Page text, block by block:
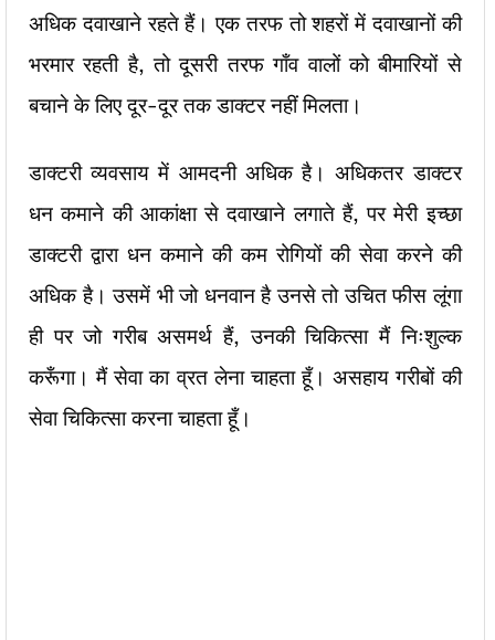
अधिक दवाखाने रहते हैं। एक तरफ तो शहरों में दवाखानों की
भरमार रहती है, तो दूसरी तरफ गाँव वालों को बीमारियों से
बचाने के लिए दूर-दूर तक डाक्टर नहीं मिलता।
डाक्टरी व्यवसाय में आमदनी अधिक है। अधिकतर डाक्टर
धन कमाने की आकांक्षा से दवाखाने लगाते हैं, पर मेरी इच्छा
डाक्टरी द्वारा धन कमाने की कम रोगियों की सेवा करने की
अधिक है। उसमें भी जो धनवान है उनसे तो उचित फीस लूंगा
ही पर जो गरीब असमर्थ हैं, उनकी चिकित्सा मैं निःशुल्क
करूँगा। मैं सेवा का व्रत लेना चाहता हूँ। असहाय गरीबों की
सेवा चिकित्सा करना चाहता हूँ।